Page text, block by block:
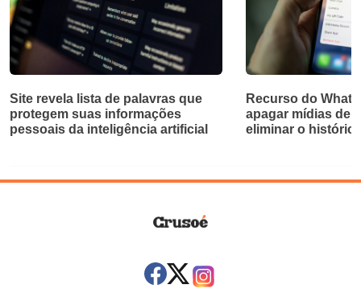
Site revela lista de palavras que
protegem suas informações
pessoais da inteligência artificial
Recurso do
apagar mídias de
eliminar o